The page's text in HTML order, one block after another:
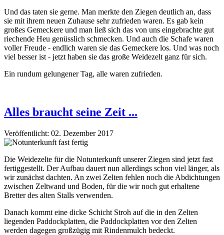
Und das taten sie gerne. Man merkte den Ziegen deutlich an, dass
sie mit ihrem neuen Zuhause sehr zufrieden waren. Es gab kein
großes Gemeckere und man ließ sich das von uns eingebrachte gut
riechende Heu genüsslich schmecken. Und auch die Schafe waren
voller Freude - endlich waren sie das Gemeckere los. Und was noch
viel besser ist - jetzt haben sie das große Weidezelt ganz für sich.
Ein rundum gelungener Tag, alle waren zufrieden.
Alles braucht seine Zeit ...
Veröffentlicht: 02. Dezember 2017
Die Weidezelte für die Notunterkunft unserer Ziegen sind jetzt fast
fertiggestellt. Der Aufbau dauert nun allerdings schon viel länger, als
wir zunächst dachten. An zwei Zelten fehlen noch die Abdichtungen
zwischen Zeltwand und Boden, für die wir noch gut erhaltene
Bretter des alten Stalls verwenden.
Danach kommt eine dicke Schicht Stroh auf die in den Zelten
liegenden Paddockplatten, die Paddockplatten vor den Zelten
werden dagegen großzügig mit Rindenmulch bedeckt.